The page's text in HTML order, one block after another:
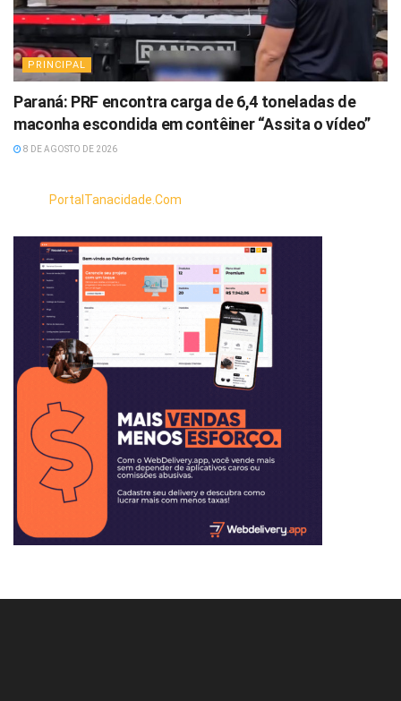
PRINCIPAL
Paraná: PRF encontra carga de 6,4 toneladas de
maconha escondida em contêiner “Assita o vídeo”
8 DE AGOSTO DE 2026
PortalTanacidade.Com